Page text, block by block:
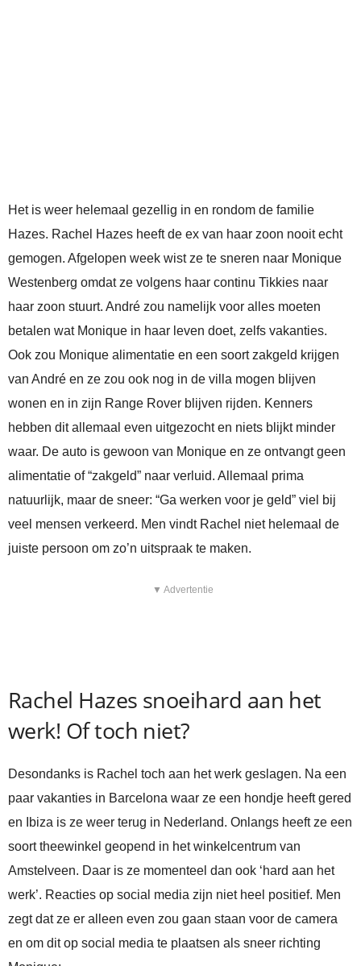
Het is weer helemaal gezellig in en rondom de familie
Hazes. Rachel Hazes heeft de ex van haar zoon nooit echt
gemogen. Afgelopen week wist ze te sneren naar Monique
Westenberg omdat ze volgens haar continu Tikkies naar
haar zoon stuurt. André zou namelijk voor alles moeten
betalen wat Monique in haar leven doet, zelfs vakanties.
Ook zou Monique alimentatie en een soort zakgeld krijgen
van André en ze zou ook nog in de villa mogen blijven
wonen en in zijn Range Rover blijven rijden. Kenners
hebben dit allemaal even uitgezocht en niets blijkt minder
waar. De auto is gewoon van Monique en ze ontvangt geen
alimentatie of “zakgeld” naar verluid. Allemaal prima
natuurlijk, maar de sneer: “Ga werken voor je geld” viel bij
veel mensen verkeerd. Men vindt Rachel niet helemaal de
juiste persoon om zo’n uitspraak te maken.
▼ Advertentie
Rachel Hazes snoeihard aan het
werk! Of toch niet?
Desondanks is Rachel toch aan het werk geslagen. Na een
paar vakanties in Barcelona waar ze een hondje heeft gered
en Ibiza is ze weer terug in Nederland. Onlangs heeft ze een
soort theewinkel geopend in het winkelcentrum van
Amstelveen. Daar is ze momenteel dan ook ‘hard aan het
werk’. Reacties op social media zijn niet heel positief. Men
zegt dat ze er alleen even zou gaan staan voor de camera
en om dit op social media te plaatsen als sneer richting